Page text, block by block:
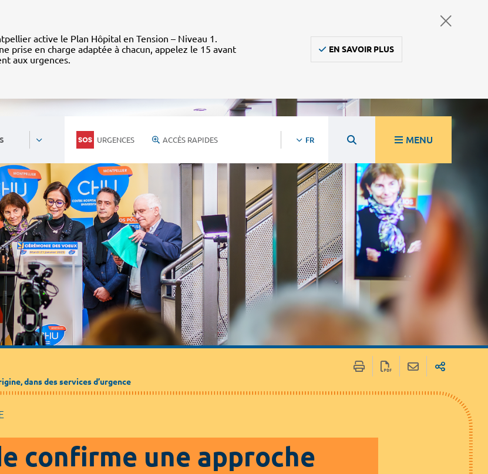
active le Plan Hôpital en Tension – Niveau 1.
prise en charge adaptée à chacun, appelez le 15 avant
aux urgences.
EN SAVOIR PLUS
URGENCES ACCÈS RAPIDES FR MENU
Personnels du CHU Nous rejoindre Ambulanciers, taxis, vsl
Médecine de ville Journalistes / Médias Marchés publics
Partenaires / Associations
dans des services d’urgence
confirme une approche